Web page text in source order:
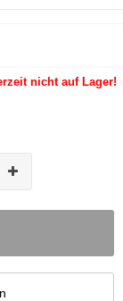
nicht auf Lager!